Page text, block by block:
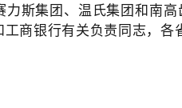
斯集团、温氏集团和南
银行有关负责同志，各